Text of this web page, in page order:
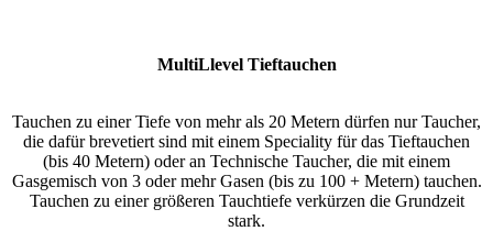
MultiLlevel Tieftauchen
Tauchen zu einer Tiefe von mehr als 20 Metern dürfen nur Taucher,
die dafür brevetiert sind mit einem Speciality für das Tieftauchen
(bis 40 Metern) oder an Technische Taucher, die mit einem
Gasgemisch von 3 oder mehr Gasen (bis zu 100 + Metern) tauchen.
Tauchen zu einer größeren Tauchtiefe verkürzen die Grundzeit
stark.